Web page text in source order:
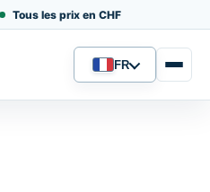
Tous les prix en CHF
Langue
FR